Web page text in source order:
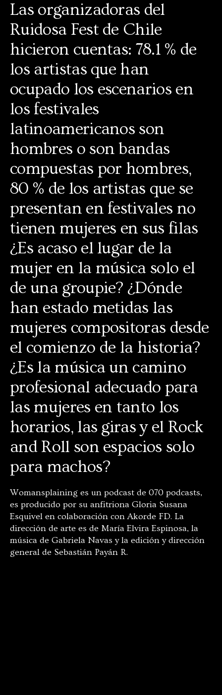
Las organizadoras del
Ruidosa Fest de Chile
hicieron cuentas: 78.1 % de
los artistas que han
ocupado los escenarios en
los festivales
latinoamericanos son
hombres o son bandas
compuestas por hombres,
80 % de los artistas que se
presentan en festivales no
tienen mujeres en sus filas
¿Es acaso el lugar de la
mujer en la música solo el
de una groupie? ¿Dónde
han estado metidas las
mujeres compositoras desde
el comienzo de la historia?
¿Es la música un camino
profesional adecuado para
las mujeres en tanto los
horarios, las giras y el Rock
and Roll son espacios solo
para machos?
Womansplaining es un podcast de 070 podcasts,
es producido por su anfitriona Gloria Susana
Esquivel en colaboración con Akorde FD. La
dirección de arte es de María Elvira Espinosa, la
música de Gabriela Navas y la edición y dirección
general de Sebastián Payán R.